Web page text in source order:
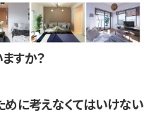
すか？
に考えなくてはいけない